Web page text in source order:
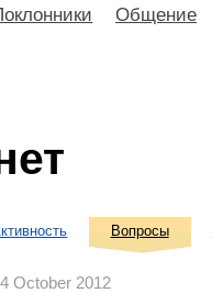
Общение
Вопросы
October 2012